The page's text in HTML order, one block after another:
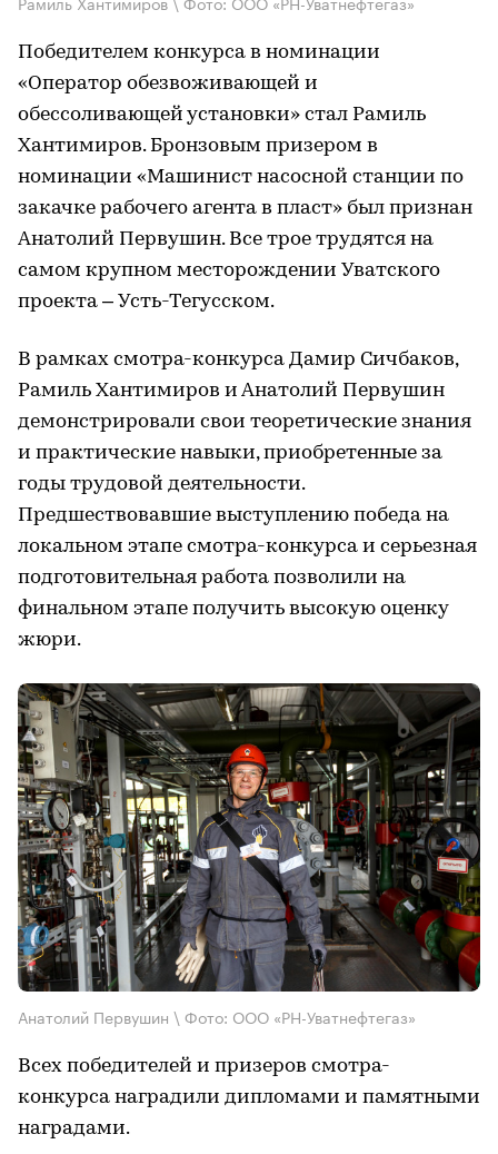
Победителем конкурса в номинации
«Оператор обезвоживающей и
обессоливающей установки» стал Рамиль
Хантимиров. Бронзовым призером в
номинации «Машинист насосной станции по
закачке рабочего агента в пласт» был признан
Анатолий Первушин. Все трое трудятся на
самом крупном месторождении Уватского
проекта – Усть-Тегусском.
В рамках смотра-конкурса Дамир Сичбаков,
Рамиль Хантимиров и Анатолий Первушин
демонстрировали свои теоретические знания
и практические навыки, приобретенные за
годы трудовой деятельности.
Предшествовавшие выступлению победа на
локальном этапе смотра-конкурса и серьезная
подготовительная работа позволили на
финальном этапе получить высокую оценку
жюри.
Анатолий Первушин \ Фото: ООО «РН-Уватнефтегаз»
Всех победителей и призеров смотра-
конкурса наградили дипломами и памятными
наградами.